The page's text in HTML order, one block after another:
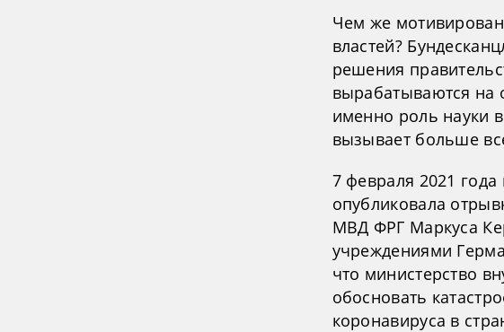
Чем же
властей?
решения
вырабатываются на
именно роль науки
вызывает больше
7 февраля 2021
опубликовала
МВД ФРГ Маркуса
учреждениями
что министерство
обосновать
коронавируса в